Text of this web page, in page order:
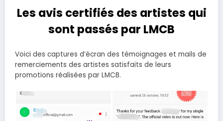
Les avis certifiés des artistes qui
sont passés par LMCB
Voici des captures d’écran des témoignages et mails de
remerciements des artistes satisfaits de leurs
promotions réalisées par LMCB.